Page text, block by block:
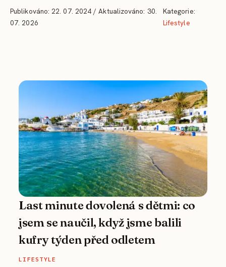
Publikováno: 22. 07. 2024 / Aktualizováno: 30.
07. 2026
Kategorie:
Lifestyle
Last minute dovolená s dětmi: co
jsem se naučil, když jsme balili
kufry týden před odletem
LIFESTYLE